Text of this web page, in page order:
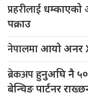
प्रहरीलाई धम्काएको
पक्राउ
नेपालमाआयो अनर
ब्रेकअपहुनुअघि नै ५०
बेन्चिङ पार्टनर